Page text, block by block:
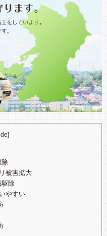
]
被害拡大
除
やすい